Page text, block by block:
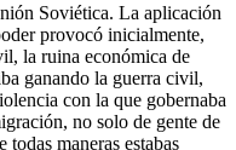
Soviética. La aplicación
provocó inicialmente,
la ruina económica de
ganando la guerra civil,
con la que gobernaba
no solo de gente de
maneras estabas